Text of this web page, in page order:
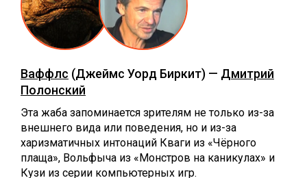
Ваффлс (Джеймс Уорд Биркит) — Дмитрий
Полонский
Эта жаба запоминается зрителям не только из-за
внешнего вида или поведения, но и из-за
харизматичных интонаций Кваги из «Чёрного
плаща», Вольфыча из «Монстров на каникулах» и
Кузи из серии компьютерных игр.